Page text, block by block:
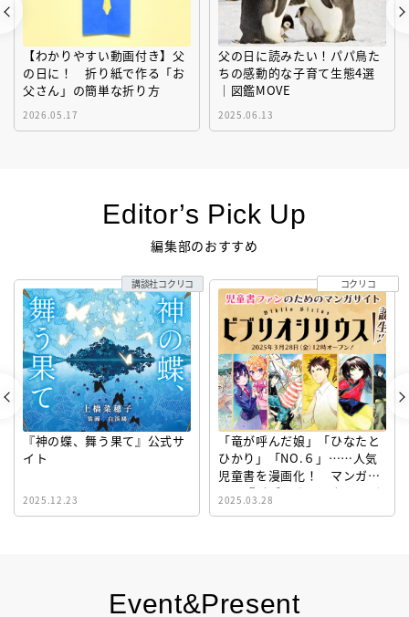
Event&Present
【わかりやすい動画付き】父
の日に！ 折り紙で作る「お
父さん」の簡単な折り方
2026.05.17
父の日に読みたい！パパ鳥た
ちの感動的な子育て生態4選
｜図鑑MOVE
2025.06.13
Editor’s Pick Up
編集部のおすすめ
『神の蝶、舞う果て』公式サ
イト
2025.12.23
講談社コクリコ
「竜が呼んだ娘」「ひなたと
ひかり」「NO.６」……人気
児童書を漫画化！ マンガサ
イト『ビブリオシリウス』誕
生！
2025.03.28
コクリコ